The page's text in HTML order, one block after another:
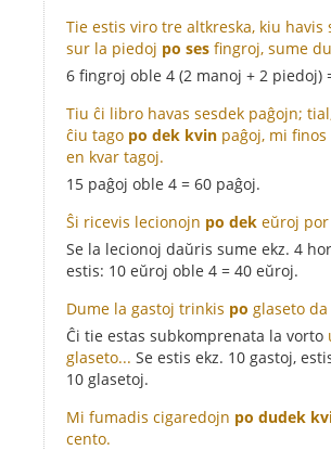
Tie estis viro tre altkreska, kiu havis
sur la piedoj po ses fingroj, sume
6 fingroj oble 4 (2 manoj + 2 piedoj)
Tiu ĉi libro havas sesdek paĝojn;
ĉiu tago po dek kvin paĝoj, mi
en kvar tagoj.
15 paĝoj oble 4 = 60 paĝoj.
Ŝi ricevis lecionojn po dek eŭroj
Se la lecionoj daŭris sume ekz. 4
estis: 10 eŭroj oble 4 = 40 eŭroj.
Dume la gastoj trinkis po glaseto
Ĉi tie estas subkomprenata la vorto
glaseto... Se estis ekz. 10 gastoj,
10 glasetoj.
Mi fumadis cigaredojn po dudek
cento.